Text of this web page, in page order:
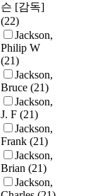
슨 [감독]
(22)
Jackson,
Philip W
(21)
Jackson,
Bruce (21)
Jackson,
J. F (21)
Jackson,
Frank (21)
Jackson,
Brian (21)
Jackson,